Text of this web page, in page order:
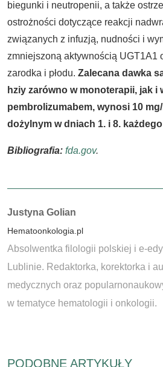
biegunki i neutropenii, a także
ostrożności dotyczące reakcji
związanych z infuzją, nudności i
zmniejszoną aktywnością UGT1A1
zarodka i płodu. Zalecana dawka
hziy zarówno w monoterapii, jak i
pembrolizumabem, wynosi 10
dożylnym w dniach 1. i 8.
Bibliografia: fda.gov.
Autorzy:
Justyna Golian
Hematoonkologia.pl
Absolwentka filologii polskiej i e-
Lublinie. Redaktorka, korektorka i
medycznych oraz
w tematyce hematologii i onkologii.
PODOBNE ARTYKUŁY